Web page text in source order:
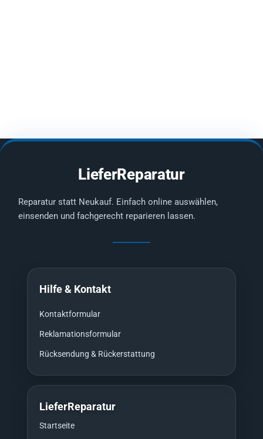
LieferReparatur
Reparatur statt Neukauf. Einfach online auswählen,
einsenden und fachgerecht reparieren lassen.
Hilfe & Kontakt
Kontaktformular
Reklamationsformular
Rücksendung & Rückerstattung
LieferReparatur
Startseite